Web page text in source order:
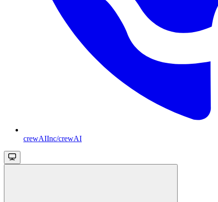
crewAIInc/crewAI